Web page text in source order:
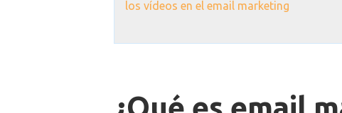
los vídeos en el email marketing